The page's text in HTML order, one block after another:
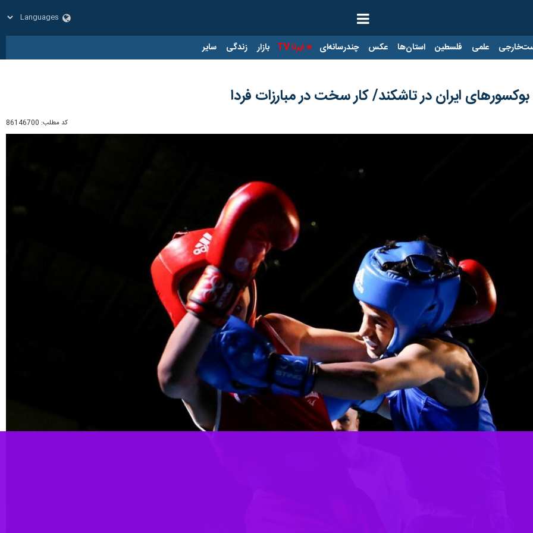
علمی فلسطین استان‌ها عکس چندرسانه‌ای ایرنا TV بازار زندگی سایر
ایران در تاشکند/ کار سخت در مبارزات فردا
کد مطلب: 86146700